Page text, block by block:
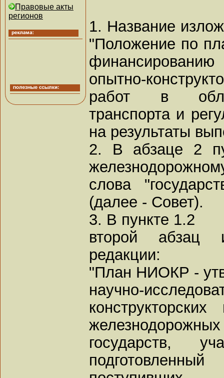
Правовые акты
регионов
1. Название
"Положение по
финансированию
опытно-
работ в
транспорта и
на результаты
2. В абзаце 2
слова
(далее - Совет).
3. В пункте 1.2
второй абзац
редакции:
"План НИОКР -
научно-
государств,